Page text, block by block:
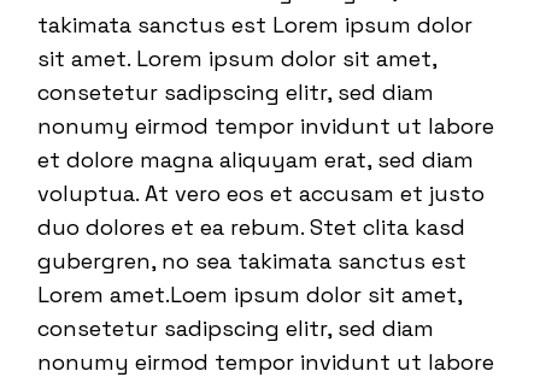
takimata sanctus est Lorem ipsum dolor
sit amet. Lorem ipsum dolor sit amet,
consetetur sadipscing elitr, sed diam
nonumy eirmod tempor invidunt ut labore
et dolore magna aliquyam erat, sed diam
voluptua. At vero eos et accusam et justo
duo dolores et ea rebum. Stet clita kasd
gubergren, no sea takimata sanctus est
Lorem amet.Loem ipsum dolor sit amet,
consetetur sadipscing elitr, sed diam
nonumy eirmod tempor invidunt ut labore